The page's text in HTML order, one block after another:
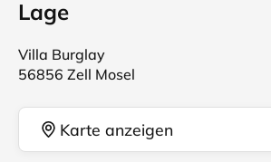
Lage
Villa Burglay
56856 Zell Mosel
Karte anzeigen